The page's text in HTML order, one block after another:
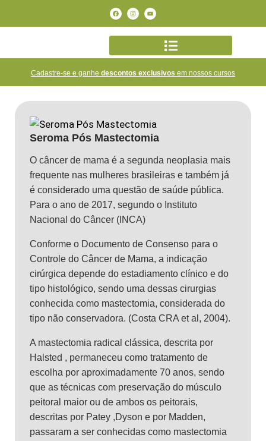
Cadastre-se e ganhe descontos exclusivos em nossos cursos
Seroma Pós Mastectomia
O câncer de mama é a segunda neoplasia mais
frequente nas mulheres brasileiras e também já
é considerado uma questão de saúde pública.
Para o ano de 2017, segundo o Instituto
Nacional do Câncer (INCA)
Conforme o Documento de Consenso para o
Controle do Câncer de Mama, a indicação
cirúrgica depende do estadiamento clínico e do
tipo histológico, sendo uma dessas cirurgias
conhecida como mastectomia, considerada do
tipo não conservadora. (Costa CRA et al, 2004).
A mastectomia radical clássica, descrita por
Halsted , permaneceu como tratamento de
escolha por aproximadamente 70 anos, sendo
que as técnicas com preservação do músculo
peitoral maior ou de ambos os peitorais,
descritas por Patey ,Dyson e por Madden,
passaram a ser conhecidas como mastectomia